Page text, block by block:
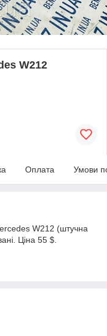
W212
Оплата Умови
W212 (штучна
Ціна 55 $.